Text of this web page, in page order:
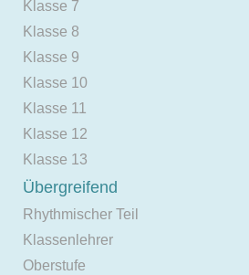
Klasse 7
Klasse 8
Klasse 9
Klasse 10
Klasse 11
Klasse 12
Klasse 13
Übergreifend
Rhythmischer Teil
Klassenlehrer
Oberstufe